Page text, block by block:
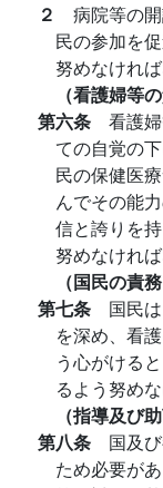
２ 病院等の
民の参加を
努めなければ
（看護婦等
第六条 看護
ての自覚の
民の保健医
んでその能
信と誇りを
努めなければ
（国民の責務
第七条 国民
を深め、看
う心がける
るよう努め
（指導及び助
第八条 国及
ため必要が